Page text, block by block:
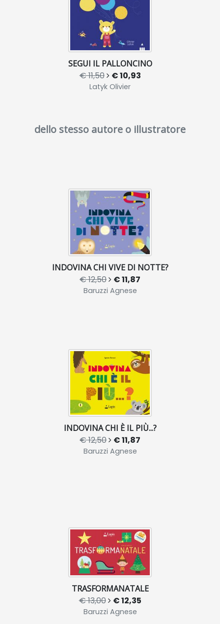
SEGUI IL PALLONCINO
€ 11,50 € 10,93
Latyk Olivier
dello stesso autore o illustratore
INDOVINA CHI VIVE DI NOTTE?
€ 12,50 € 11,87
Baruzzi Agnese
INDOVINA CHI È IL PIÙ...?
€ 12,50 € 11,87
Baruzzi Agnese
TRASFORMANATALE
€ 13,00 € 12,35
Baruzzi Agnese